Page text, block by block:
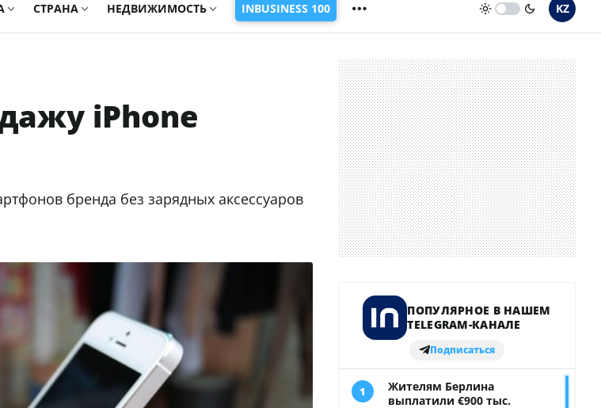
СТРАНА НЕДВИЖИМОСТЬ INBUSINESS 100 KZ
iPhone
бренда без зарядных аксессуаров